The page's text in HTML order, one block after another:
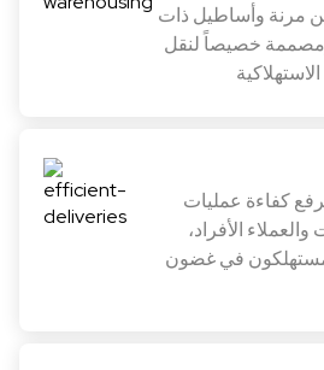
مرنة وأساطيل ذات
ومصممة خصيصاً لنقل
كفاءة عمليات
الأفراد،
في غضون